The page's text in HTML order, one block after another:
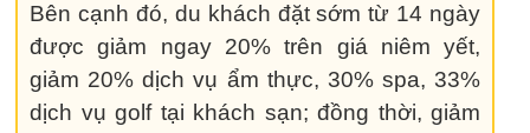
Bên cạnh đó, du khách đặt sớm từ 14 ngày
được giảm ngay 20% trên giá niêm yết,
giảm 20% dịch vụ ẩm thực, 30% spa, 33%
dịch vụ golf tại khách sạn; đồng thời, giảm